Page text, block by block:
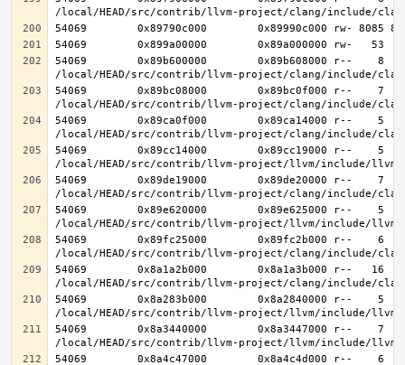
54069        0x89b600000        0x89b608000 r--    8
54069        0x89bc08000        0x89bc0f000 r--    7
54069        0x89ca0f000        0x89ca14000 r--    5
54069        0x89cc14000        0x89cc19000 r--    5
54069        0x89de19000        0x89de20000 r--    7
54069        0x89e620000        0x89e625000 r--    5
54069        0x89fc25000        0x89fc2b000 r--    6
54069        0x8a1a2b000        0x8a1a3b000 r--   16
54069        0x8a283b000        0x8a2840000 r--    5
54069        0x8a3440000        0x8a3447000 r--    7
54069        0x8a4c47000        0x8a4c4d000 r--    6